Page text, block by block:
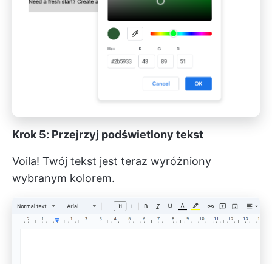
Krok 5: Przejrzyj podświetlony tekst
Voila! Twój tekst jest teraz wyróżniony
wybranym kolorem.